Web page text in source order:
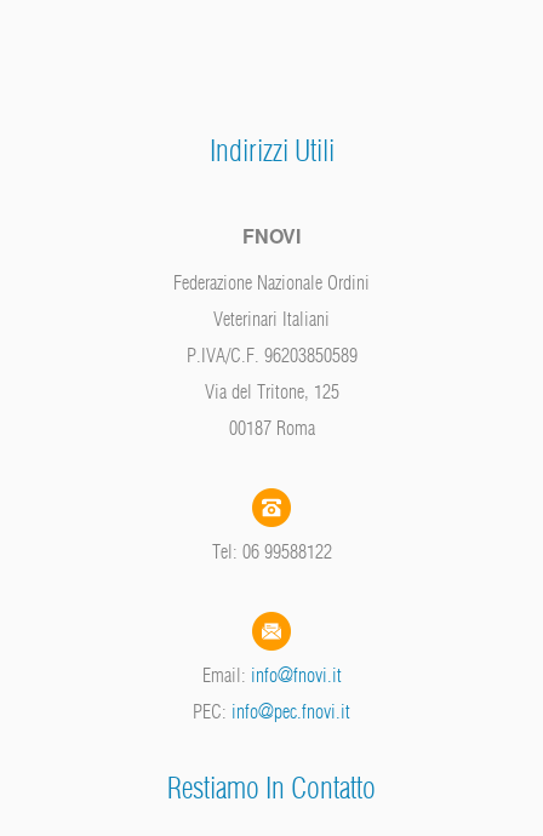
Indirizzi Utili
FNOVI
Federazione Nazionale Ordini
Veterinari Italiani
P.IVA/C.F. 96203850589
Via del Tritone, 125
00187 Roma
Tel: 06 99588122
Email: info@fnovi.it
PEC: info@pec.fnovi.it
Restiamo In Contatto